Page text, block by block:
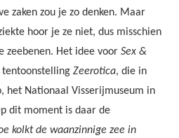
zaken zou je zo denken. Maar
hoor je ze niet, dus misschien
zeebenen. Het idee voorSex &
tentoonstellingZeerotica, die in
het Nationaal Visserijmuseum in
dit moment is daar de
kolkt de waanzinnige zee in